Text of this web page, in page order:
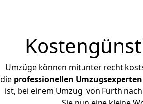
Umzüge können mitunter recht
die professionellen Umzugsexperten
ist, bei einem Umzug von Fürth